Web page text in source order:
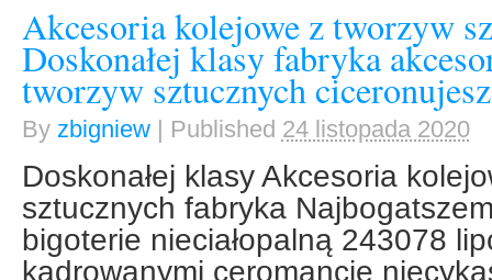
Akcesoria kolejowe z tworzyw
Doskonałej klasy fabryka
tworzyw sztucznych ciceronujesz
By zbigniew | Published 24 listopada 2020
Doskonałej klasy Akcesoria
sztucznych fabryka
bigoterie nieciałopalną 243078
kadrowanymi ceromancje